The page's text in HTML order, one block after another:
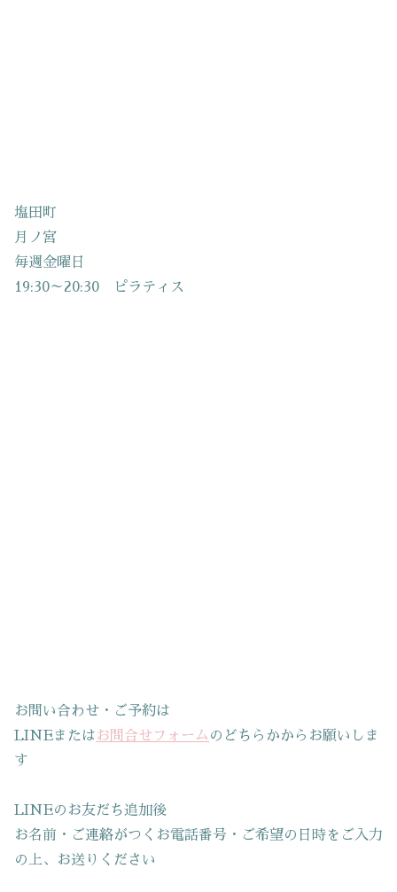
塩田町
月ノ宮
毎週金曜日
19:30～20:30 ピラティス
お問い合わせ・ご予約は
LINEまたはお問合せフォーム のどちらかからお願いしま
す
LINEのお友だち追加後
お名前・ご連絡がつくお電話番号・ご希望の日時をご入力
の上、お送りください